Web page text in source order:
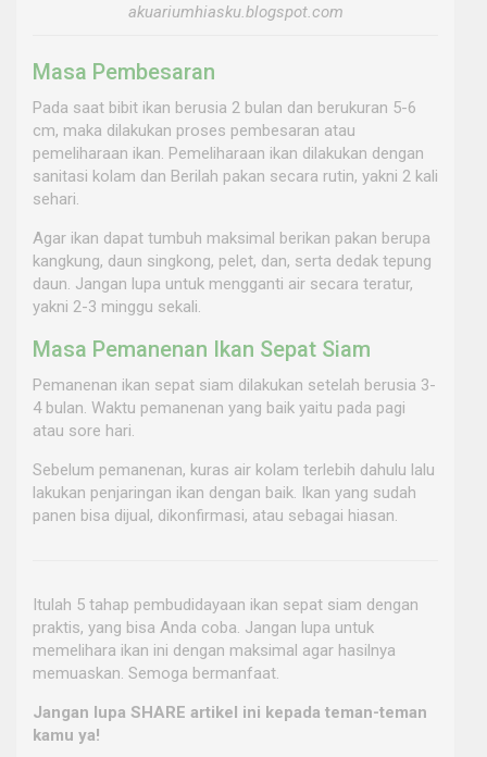
akuariumhiasku.blogspot.com
Masa Pembesaran
Pada saat bibit ikan berusia 2 bulan dan berukuran 5-6
cm, maka dilakukan proses pembesaran atau
pemeliharaan ikan. Pemeliharaan ikan dilakukan dengan
sanitasi kolam dan Berilah pakan secara rutin, yakni 2 kali
sehari.
Agar ikan dapat tumbuh maksimal berikan pakan berupa
kangkung, daun singkong, pelet, dan, serta dedak tepung
daun. Jangan lupa untuk mengganti air secara teratur,
yakni 2-3 minggu sekali.
Masa Pemanenan Ikan Sepat Siam
Pemanenan ikan sepat siam dilakukan setelah berusia 3-
4 bulan. Waktu pemanenan yang baik yaitu pada pagi
atau sore hari.
Sebelum pemanenan, kuras air kolam terlebih dahulu lalu
lakukan penjaringan ikan dengan baik. Ikan yang sudah
panen bisa dijual, dikonfirmasi, atau sebagai hiasan.
Itulah 5 tahap pembudidayaan ikan sepat siam dengan
praktis, yang bisa Anda coba. Jangan lupa untuk
memelihara ikan ini dengan maksimal agar hasilnya
memuaskan. Semoga bermanfaat.
Jangan lupa SHARE artikel ini kepada teman-teman
kamu ya!